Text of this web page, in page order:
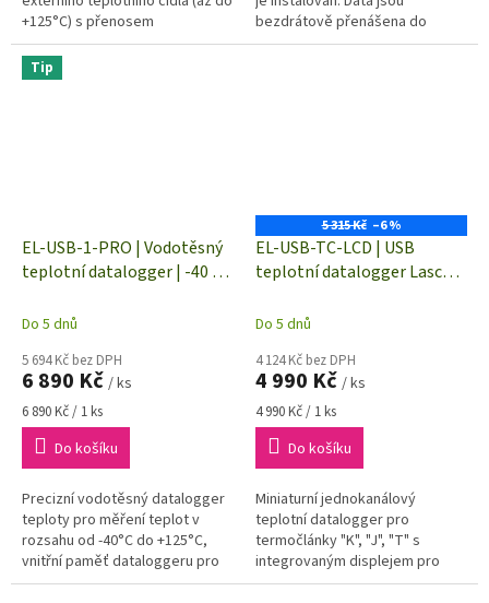
+125°C) s přenosem
dat prostřednictvím WiFi
připojení
bezdrátově přenášena do
lokální WiFi sítě a je možné je
Tip
EL-USB-1-PRO | Vodotěsný
teplotní datalogger | -40 až
Do 5 dnů
5 694 Kč bez DPH
6 890 Kč / ks
Měrná
cena:
6 890 Kč / 1 ks
Do košíku
Precizní vodotěsný datalogger
teploty pro měření teplot v
rozsahu od -40°C do +125°C,
vnitřní paměť dataloggeru pro
32.510 naměřených hodnot.
5 315 Kč –6 %
EL-USB-TC-LCD | USB
teplotní datalogger Lascar
Do 5 dnů
4 124 Kč bez DPH
4 990 Kč / ks
Měrná
cena:
4 990 Kč / 1 ks
Do košíku
Miniaturní jednokanálový
teplotní datalogger pro
termočlánky "K", "J", "T" s
integrovaným displejem pro
možnost okamžitého odečtu